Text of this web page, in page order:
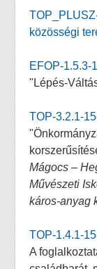
közösségi
EFOP-1.5.3-
"Lépés-
TOP-3.2.1-
Mágocs –
Művészeti
káros-anyag
TOP-1.4.1-
A